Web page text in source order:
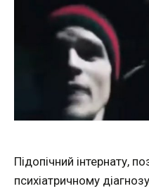
Підопічний інтернату,
психіатричному